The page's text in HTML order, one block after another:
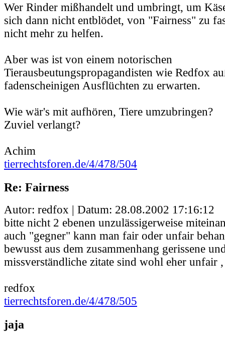
Wer Rinder mißhandelt und umbringt, um
sich dann nicht entblödet, von "Fairness" zu
nicht mehr zu helfen.
Aber was ist von einem notorischen
Tierausbeutungspropagandisten wie Redfox
fadenscheinigen Ausflüchten zu erwarten.
Wie wär's mit aufhören, Tiere umzubringen?
Zuviel verlangt?
Achim
tierrechtsforen.de/4/478/504
Re: Fairness
Autor: redfox | Datum: 28.08.2002 17:16:12
bitte nicht 2 ebenen unzulässigerweise
auch "gegner" kann man fair oder unfair
bewusst aus dem zusammenhang gerissene
missverständliche zitate sind wohl eher unfair
redfox
tierrechtsforen.de/4/478/505
jaja